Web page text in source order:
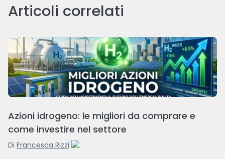
Articoli correlati
Azioni idrogeno: le migliori da comprare e
come investire nel settore
Di Francesca Rizzi